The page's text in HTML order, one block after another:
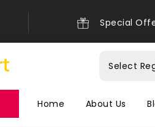
Special
Select
Home About Us